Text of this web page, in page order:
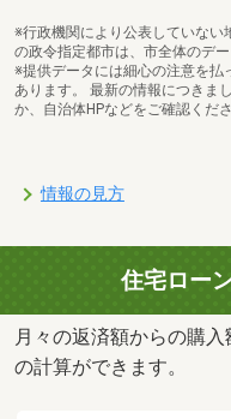
※行政機関により公表していな
の政令指定都市は、市全体のデ
※提供データには細心の注意を払
あります。 最新の情報につきま
か、自治体HPなどをご確認くださ
情報の見方
住宅ロー
月々の返済額からの購
の計算ができます。